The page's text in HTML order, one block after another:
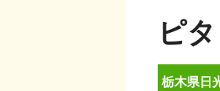
ピ
栃木県 日